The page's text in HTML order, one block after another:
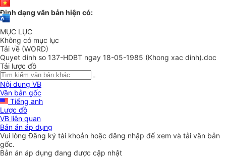
Định dạng văn bản hiện có:
MỤC LỤC
Không có mục lục
Tải về (WORD)
Quyet dinh so 137-HDBT ngay 18-05-1985 (Khong xac dinh).doc
Tải lược đồ
Nội dung VB
Văn bản gốc
Tiếng anh
Lược đồ
VB liên quan
Bản án áp dụng
Vui lòngĐăng ký tài khoản hoặc đăng nhập để xem và tải văn bản
gốc.
Bản án áp dụng đang được cập nhật